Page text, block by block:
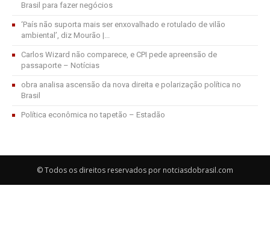
Brasil para fazer negócios
‘País não suporta mais ser enxovalhado e rotulado de vilão
ambiental’, diz Mourão |...
Carlos Wizard não comparece, e CPI pede apreensão de
passaporte – Notícias
obra analisa ascensão da nova direita e polarização política no
Brasil
Política econômica no tapetão – Estadão
© Todos os direitos reservados por notciasdobrasil.com